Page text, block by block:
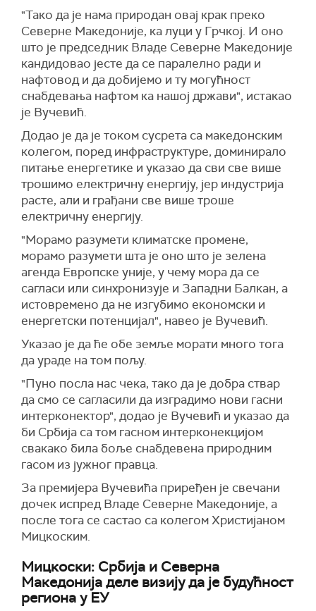
"Тако да је нама природан овај крак преко
Северне Македоније, ка луци у Грчкој. И оно
што је председник Владе Северне Македоније
кандидовао јесте да се паралелно ради и
нафтовод и да добијемо и ту могућност
снабдевања нафтом ка нашој држави", истакао
је Вучевић.
Додао је да је током сусрета са македонским
колегом, поред инфраструктуре, доминирало
питање енергетике и указао да сви све више
трошимо електричну енергију, јер индустрија
расте, али и грађани све више троше
електричну енергију.
"Морамо разумети климатске промене,
морамо разумети шта је оно што је зелена
агенда Европске уније, у чему мора да се
сагласи или синхронизује и Западни Балкан, а
истовремено да не изгубимо економски и
енергетски потенцијал", навео је Вучевић.
Указао је да ће обе земље морати много тога
да ураде на том пољу.
"Пуно посла нас чека, тако да је добра ствар
да смо се сагласили да изградимо нови гасни
интерконектор", додао је Вучевић и указао да
би Србија са том гасном интерконекцијом
свакако била боље снабдевена природним
гасом из јужног правца.
За премијера Вучевића приређен је свечани
дочек испред Владе Северне Македоније, а
после тога се састао са колегом Христијаном
Мицкоским.
Мицкоски: Србија и Северна
Македонија деле визију да је будућност
региона у ЕУ